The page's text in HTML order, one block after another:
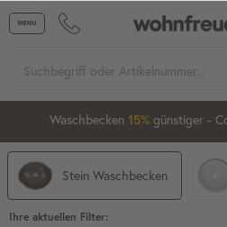
22 55
15%
Waschbecken ab 80 cm20%
Stein Waschbecken
Ihre aktuellen Filter: